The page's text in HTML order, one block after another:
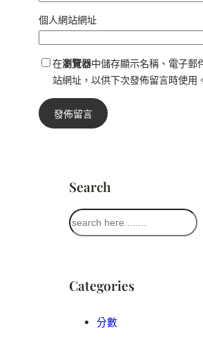
個人網站網址
在瀏覽器中儲存顯示名稱、電子郵
站網址，以供下次發佈留言時使用
Search
搜
尋
Categories
分數